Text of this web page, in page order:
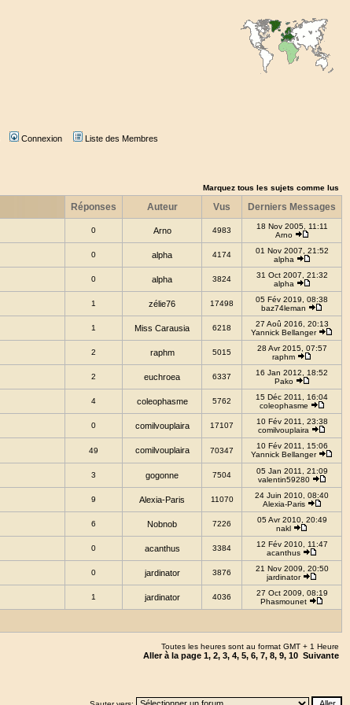
Connexion Liste des Membres
Marquez tous les sujets comme lus
Réponses Auteur Vus Derniers Messages
0 Arno 4983
18 Nov 2005, 11:11
Arno
0 alpha 4174
01 Nov 2007, 21:52
alpha
0 alpha 3824
31 Oct 2007, 21:32
alpha
1 zélie76 17498
05 Fév 2019, 08:38
baz74leman
1 Miss Carausia 6218
27 Aoû 2016, 20:13
Yannick Bellanger
2 raphm 5015
28 Avr 2015, 07:57
raphm
2 euchroea 6337
16 Jan 2012, 18:52
Pako
4 coleophasme 5762
15 Déc 2011, 16:04
coleophasme
0 comilvouplaira 17107
10 Fév 2011, 23:38
comilvouplaira
49 comilvouplaira 70347
10 Fév 2011, 15:06
Yannick Bellanger
3 gogonne 7504
05 Jan 2011, 21:09
valentin59280
9 Alexia-Paris 11070
24 Juin 2010, 08:40
Alexia-Paris
6 Nobnob 7226
05 Avr 2010, 20:49
nakl
0 acanthus 3384
12 Fév 2010, 11:47
acanthus
0 jardinator 3876
21 Nov 2009, 20:50
jardinator
1 jardinator 4036
27 Oct 2009, 08:19
Phasmounet
Toutes les heures sont au format GMT + 1 Heure
Aller à la page 1, 2, 3, 4, 5, 6, 7, 8, 9, 10 Suivante